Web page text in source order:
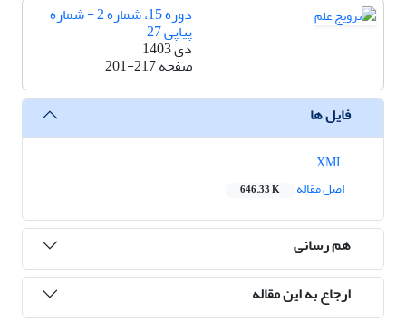
دوره 15، شماره 2 - شماره
پیاپی 27
دی 1403
صفحه201-217
فایل ها
اصل مقاله
646.33 K
هم رسانی
ارجاع به این مقاله